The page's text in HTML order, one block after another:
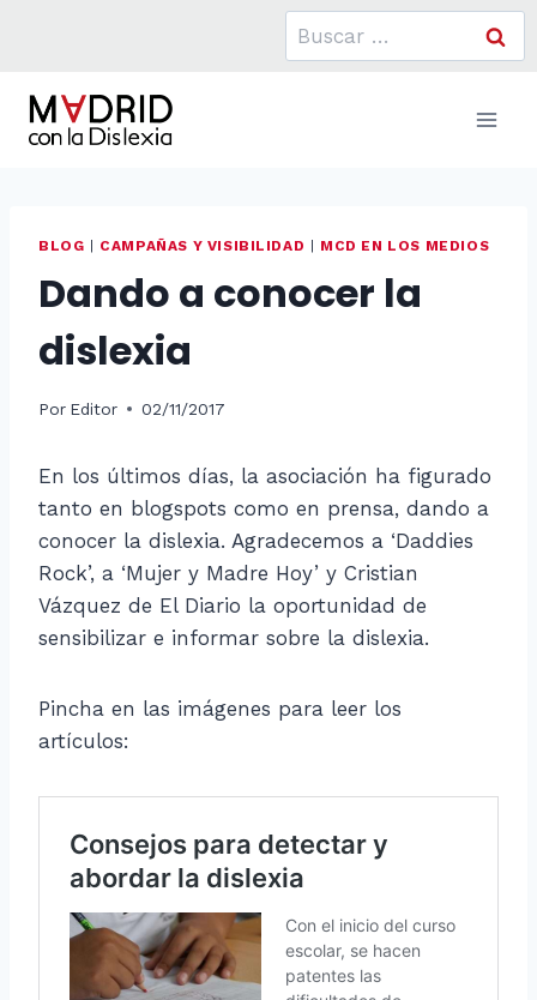
Buscar:
BLOG CAMPAÑAS Y VISIBILIDAD MCD EN LOS MEDIOS
Dando a conocer la
dislexia
Por Editor 02/11/2017
En los últimos días, la asociación ha figurado
tanto en blogspots como en prensa, dando a
conocer la dislexia. Agradecemos a ‘Daddies
Rock’, a ‘Mujer y Madre Hoy’ y Cristian
Vázquez de El Diario la oportunidad de
sensibilizar e informar sobre la dislexia.
Pincha en las imágenes para leer los
artículos: